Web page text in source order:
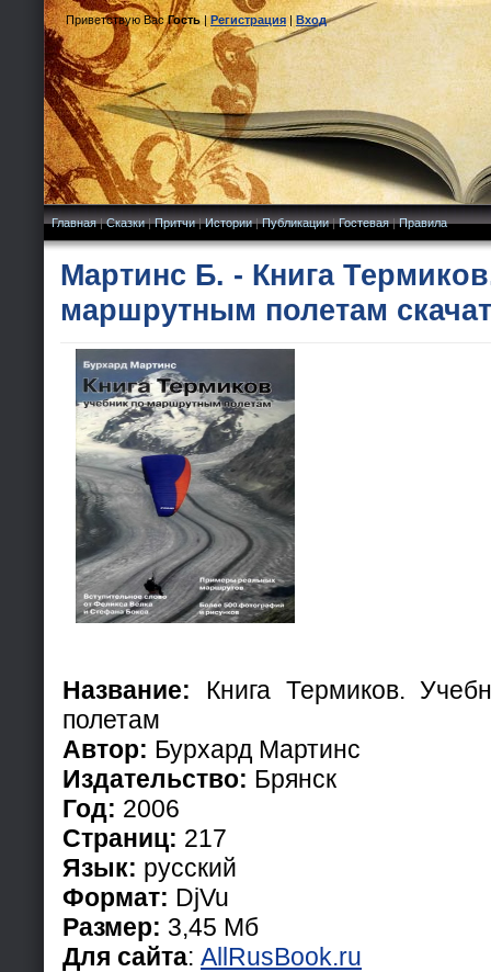
Приветствую Вас Гость|Регистрация|Вход
Главная|Сказки|Притчи|Истории|Публикации|Гостевая|Правила
Мартинс Б. - Книга
маршрутным полетам
Название: Книга Термиков.
полетам
Автор: Бурхард Мартинс
Издательство: Брянск
Год: 2006
Страниц: 217
Язык: русский
Формат: DjVu
Размер: 3,45 Мб
Для сайта: AllRusBook.ru